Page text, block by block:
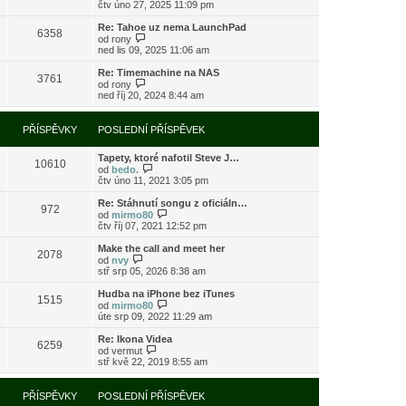
ě
e
ř
s
ě
e
o
l
d
í
ř
í
s
p
ě
v
e
k
o
r
z
i
p
o
s
l
e
d
í
ř
í
p
ě
v
k
čtv úno 27, 2025 11:09 pm
6358
Re: Tahoe uz nema LaunchPad
od rony
o
r
z
i
t
p
o
s
l
e
d
í
p
ř
í
p
ě
v
k
ned lis 09, 2025 11:06 am
3761
Re: Timemachine na NAS
od rony
o
r
a
z
i
t
p
o
l
e
d
í
ř
í
s
p
ě
v
k
ned říj 20, 2024 8:44 am
PŘÍSPĚVKY POSLEDNÍ PŘÍSPĚVEK
10610
Tapety, ktoré nafotil Steve J…
od bedo.
o
r
a
z
i
t
p
o
s
e
d
n
p
ř
í
s
ě
čtv úno 11, 2021 3:05 pm
972
Re: Stáhnutí songu z oficiáln…
od mirmo80
o
r
z
p
o
s
e
n
í
ř
čtv říj 07, 2021 12:52 pm
2078
Make the call and meet her
od nvy
o
r
a
z
t
p
o
s
l
e
d
stř srp 05, 2026 8:38 am
1515
Hudba na iPhone bez iTunes
od mirmo80
o
r
z
t
p
o
úte srp 09, 2022 11:29 am
6259
Re: Ikona Videa
od vermut
o
r
a
z
stř kvě 22, 2019 8:55 am
PŘÍSPĚVKY POSLEDNÍ PŘÍSPĚVEK